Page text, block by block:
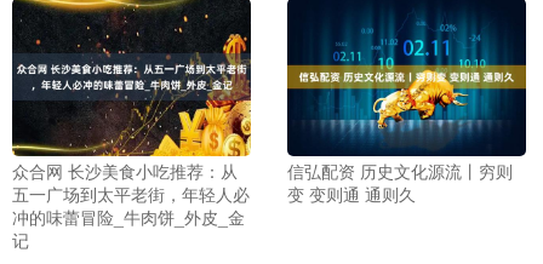
众合网 长沙美食小吃推荐：从
五一广场到太平老街，年轻人必
冲的味蕾冒险_牛肉饼_外皮_金
记
信弘配资 历史文化源流丨穷则
变 变则通 通则久